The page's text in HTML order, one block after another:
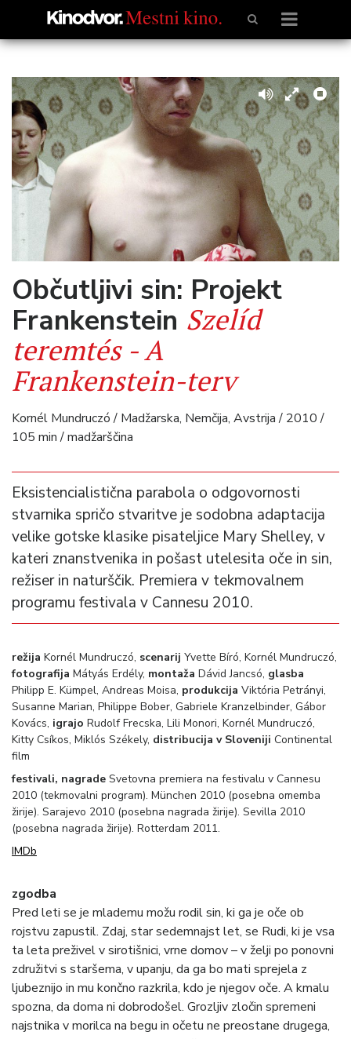
Občutljivi sin: Projekt
Frankenstein Szelíd
teremtés - A
Frankenstein-terv
Kornél Mundruczó / Madžarska, Nemčija, Avstrija / 2010 /
105 min / madžarščina
Eksistencialistična parabola o odgovornosti
stvarnika spričo stvaritve je sodobna adaptacija
velike gotske klasike pisateljice Mary Shelley, v
kateri znanstvenika in pošast utelesita oče in sin,
režiser in naturščik. Premiera v tekmovalnem
programu festivala v Cannesu 2010.
režija Kornél Mundruczó, scenarij Yvette Bíró, Kornél Mundruczó,
fotografija Mátyás Erdély, montaža Dávid Jancsó, glasba
Philipp E. Kümpel, Andreas Moisa, produkcija Viktória Petrányi,
Susanne Marian, Philippe Bober, Gabriele Kranzelbinder, Gábor
Kovács, igrajo Rudolf Frecska, Lili Monori, Kornél Mundruczó,
Kitty Csíkos, Miklós Székely, distribucija v Sloveniji Continental
film
festivali, nagrade Svetovna premiera na festivalu v Cannesu
2010 (tekmovalni program). München 2010 (posebna omemba
žirije). Sarajevo 2010 (posebna nagrada žirije). Sevilla 2010
(posebna nagrada žirije). Rotterdam 2011.
IMDb
zgodba
Pred leti se je mlademu možu rodil sin, ki ga je oče ob
rojstvu zapustil. Zdaj, star sedemnajst let, se Rudi, ki je vsa
ta leta preživel v sirotišnici, vrne domov – v želji po ponovni
združitvi s staršema, v upanju, da ga bo mati sprejela z
ljubeznijo in mu končno razkrila, kdo je njegov oče. A kmalu
spozna, da doma ni dobrodošel. Grozljiv zločin spremeni
najstnika v morilca na begu in očetu ne preostane drugega,